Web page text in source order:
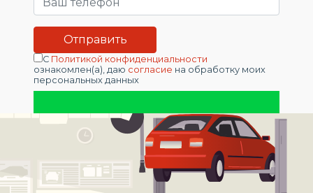
С Политикой конфиденциальности
ознакомлен(а), даю согласие на обработку моих
персональных данных